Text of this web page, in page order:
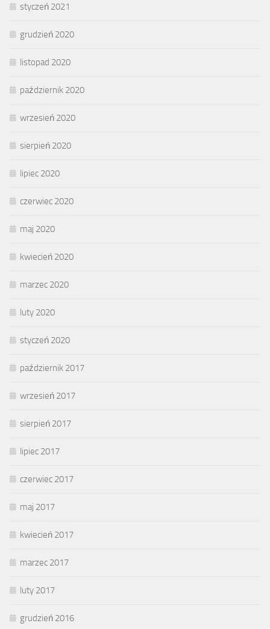
styczeń 2021
grudzień 2020
listopad 2020
październik 2020
wrzesień 2020
sierpień 2020
lipiec 2020
czerwiec 2020
maj 2020
kwiecień 2020
marzec 2020
luty 2020
styczeń 2020
październik 2017
wrzesień 2017
sierpień 2017
lipiec 2017
czerwiec 2017
maj 2017
kwiecień 2017
marzec 2017
luty 2017
grudzień 2016